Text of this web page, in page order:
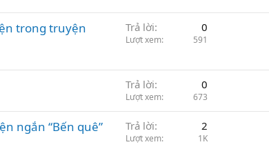
trong truyện
Trả lời 0
Lượt xem 591
Trả lời 0
Lượt xem 673
ngắn “Bến quê” Trả lời 2
Lượt xem 1K